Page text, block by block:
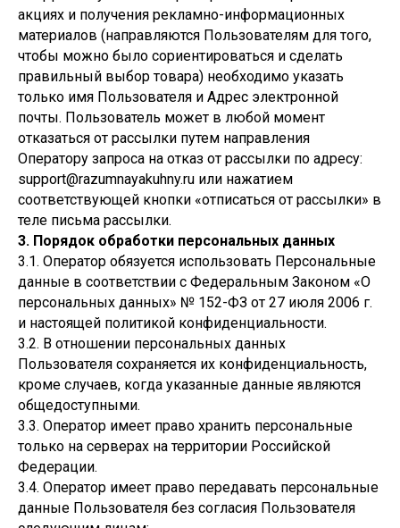
акциях и получения рекламно-информационных
материалов (направляются Пользователям для того,
чтобы можно было сориентироваться и сделать
правильный выбор товара) необходимо указать
только имя Пользователя и Адрес электронной
почты. Пользователь может в любой момент
отказаться от рассылки путем направления
Оператору запроса на отказ от рассылки по адресу:
support@razumnayakuhny.ru или нажатием
соответствующей кнопки «отписаться от рассылки» в
теле письма рассылки.
3. Порядок обработки персональных данных
3.1. Оператор обязуется использовать Персональные
данные в соответствии с Федеральным Законом «О
персональных данных» № 152-ФЗ от 27 июля 2006 г.
и настоящей политикой конфиденциальности.
3.2. В отношении персональных данных
Пользователя сохраняется их конфиденциальность,
кроме случаев, когда указанные данные являются
общедоступными.
3.3. Оператор имеет право хранить персональные
только на серверах на территории Российской
Федерации.
3.4. Оператор имеет право передавать персональные
данные Пользователя без согласия Пользователя